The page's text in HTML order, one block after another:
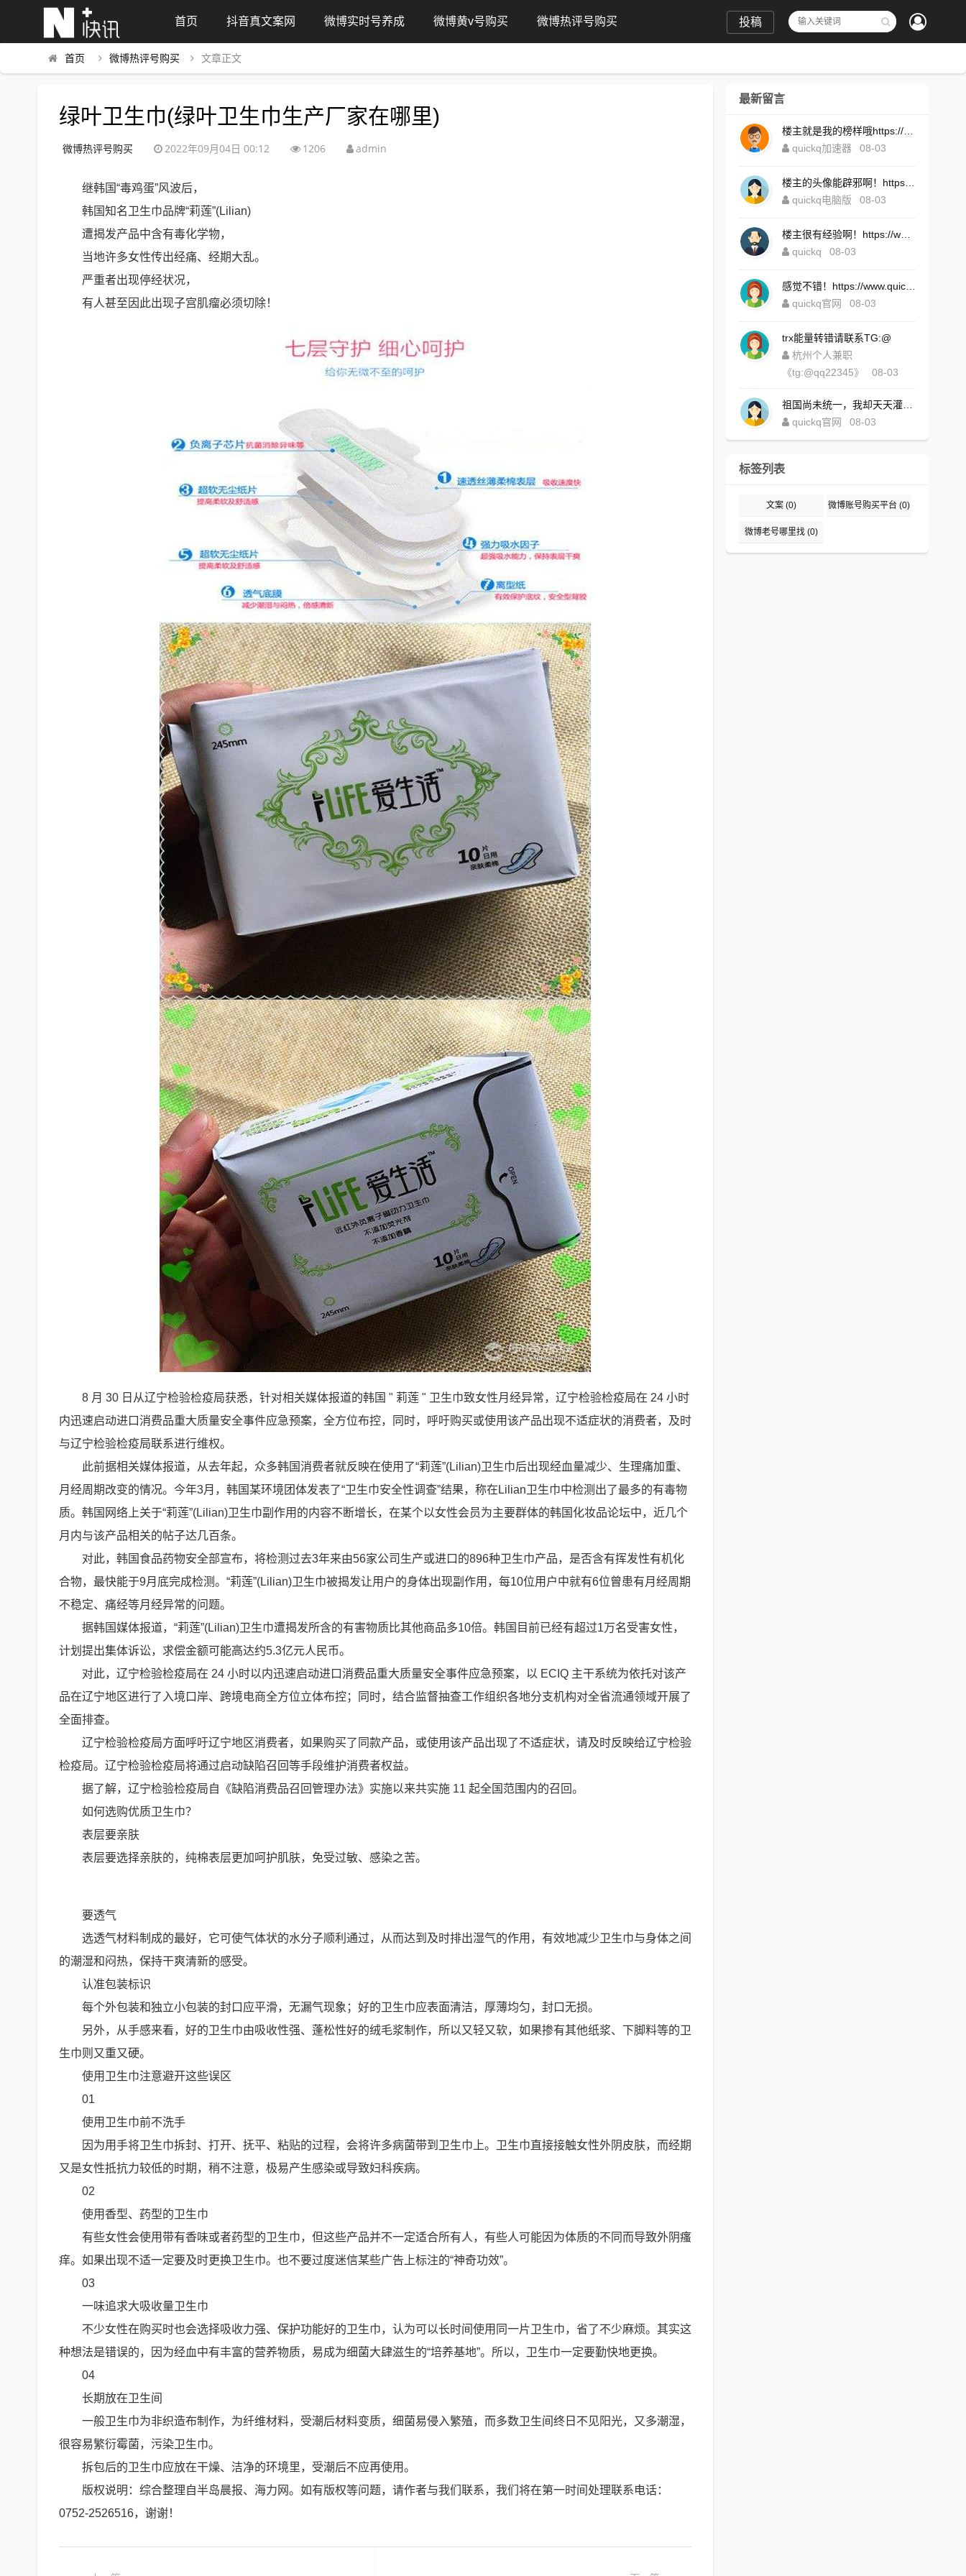
首页 抖音真文案网 微博实时号养成 微博黄v号购买 微博热评号购买 投稿
首页 微博热评号购买 文章正文
绿叶卫生巾(绿叶卫生巾生产厂家在哪里)
微博热评号购买 2022年09月04日 00:12 1206 admin
继韩国“毒鸡蛋”风波后，
韩国知名卫生巾品牌“莉莲”(Lilian)
遭揭发产品中含有毒化学物，
当地许多女性传出经痛、经期大乱。
严重者出现停经状况，
有人甚至因此出现子宫肌瘤必须切除！
8 月 30 日从辽宁检验检疫局获悉，针对相关媒体报道的韩国 " 莉莲 " 卫生巾致女性月经异常，辽宁检验检疫局在 24 小时
内迅速启动进口消费品重大质量安全事件应急预案，全方位布控，同时，呼吁购买或使用该产品出现不适症状的消费者，及时
与辽宁检验检疫局联系进行维权。
此前据相关媒体报道，从去年起，众多韩国消费者就反映在使用了“莉莲”(Lilian)卫生巾后出现经血量减少、生理痛加重、
月经周期改变的情况。今年3月，韩国某环境团体发表了“卫生巾安全性调查”结果，称在Lilian卫生巾中检测出了最多的有毒物
质。韩国网络上关于“莉莲”(Lilian)卫生巾副作用的内容不断增长，在某个以女性会员为主要群体的韩国化妆品论坛中，近几个
月内与该产品相关的帖子达几百条。
对此，韩国食品药物安全部宣布，将检测过去3年来由56家公司生产或进口的896种卫生巾产品，是否含有挥发性有机化
合物，最快能于9月底完成检测。“莉莲”(Lilian)卫生巾被揭发让用户的身体出现副作用，每10位用户中就有6位曾患有月经周期
不稳定、痛经等月经异常的问题。
据韩国媒体报道，“莉莲”(Lilian)卫生巾遭揭发所含的有害物质比其他商品多10倍。韩国目前已经有超过1万名受害女性，
计划提出集体诉讼，求偿金额可能高达约5.3亿元人民币。
对此，辽宁检验检疫局在 24 小时以内迅速启动进口消费品重大质量安全事件应急预案，以 ECIQ 主干系统为依托对该产
品在辽宁地区进行了入境口岸、跨境电商全方位立体布控；同时，结合监督抽查工作组织各地分支机构对全省流通领域开展了
全面排查。
辽宁检验检疫局方面呼吁辽宁地区消费者，如果购买了同款产品，或使用该产品出现了不适症状，请及时反映给辽宁检验
检疫局。辽宁检验检疫局将通过启动缺陷召回等手段维护消费者权益。
据了解，辽宁检验检疫局自《缺陷消费品召回管理办法》实施以来共实施 11 起全国范围内的召回。
如何选购优质卫生巾？
表层要亲肤
表层要选择亲肤的，纯棉表层更加呵护肌肤，免受过敏、感染之苦。
要透气
选透气材料制成的最好，它可使气体状的水分子顺利通过，从而达到及时排出湿气的作用，有效地减少卫生巾与身体之间
的潮湿和闷热，保持干爽清新的感受。
认准包装标识
每个外包装和独立小包装的封口应平滑，无漏气现象；好的卫生巾应表面清洁，厚薄均匀，封口无损。
另外，从手感来看，好的卫生巾由吸收性强、蓬松性好的绒毛浆制作，所以又轻又软，如果掺有其他纸浆、下脚料等的卫
生巾则又重又硬。
使用卫生巾注意避开这些误区
01
使用卫生巾前不洗手
因为用手将卫生巾拆封、打开、抚平、粘贴的过程，会将许多病菌带到卫生巾上。卫生巾直接接触女性外阴皮肤，而经期
又是女性抵抗力较低的时期，稍不注意，极易产生感染或导致妇科疾病。
02
使用香型、药型的卫生巾
有些女性会使用带有香味或者药型的卫生巾，但这些产品并不一定适合所有人，有些人可能因为体质的不同而导致外阴瘙
痒。如果出现不适一定要及时更换卫生巾。也不要过度迷信某些广告上标注的“神奇功效”。
03
一味追求大吸收量卫生巾
不少女性在购买时也会选择吸收力强、保护功能好的卫生巾，认为可以长时间使用同一片卫生巾，省了不少麻烦。其实这
种想法是错误的，因为经血中有丰富的营养物质，易成为细菌大肆滋生的“培养基地”。所以，卫生巾一定要勤快地更换。
04
长期放在卫生间
一般卫生巾为非织造布制作，为纤维材料，受潮后材料变质，细菌易侵入繁殖，而多数卫生间终日不见阳光，又多潮湿，
很容易繁衍霉菌，污染卫生巾。
拆包后的卫生巾应放在干燥、洁净的环境里，受潮后不应再使用。
版权说明：综合整理自半岛晨报、海力网。如有版权等问题，请作者与我们联系，我们将在第一时间处理联系电话：
0752-2526516，谢谢！
最新留言
quickq加速器
08-03
quickq电脑版
08-03
quickq
08-03
quickq官网
08-03
trx能量转错请联系TG:@
杭州个人兼职
《tg:@qq22345》
08-03
quickq官网
08-03
标签列表
文案 (0) 微博账号购买平台 (0)
微博老号哪里找 (0)